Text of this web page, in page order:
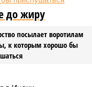
до жиру
посылает воротилам
к которым хорошо бы